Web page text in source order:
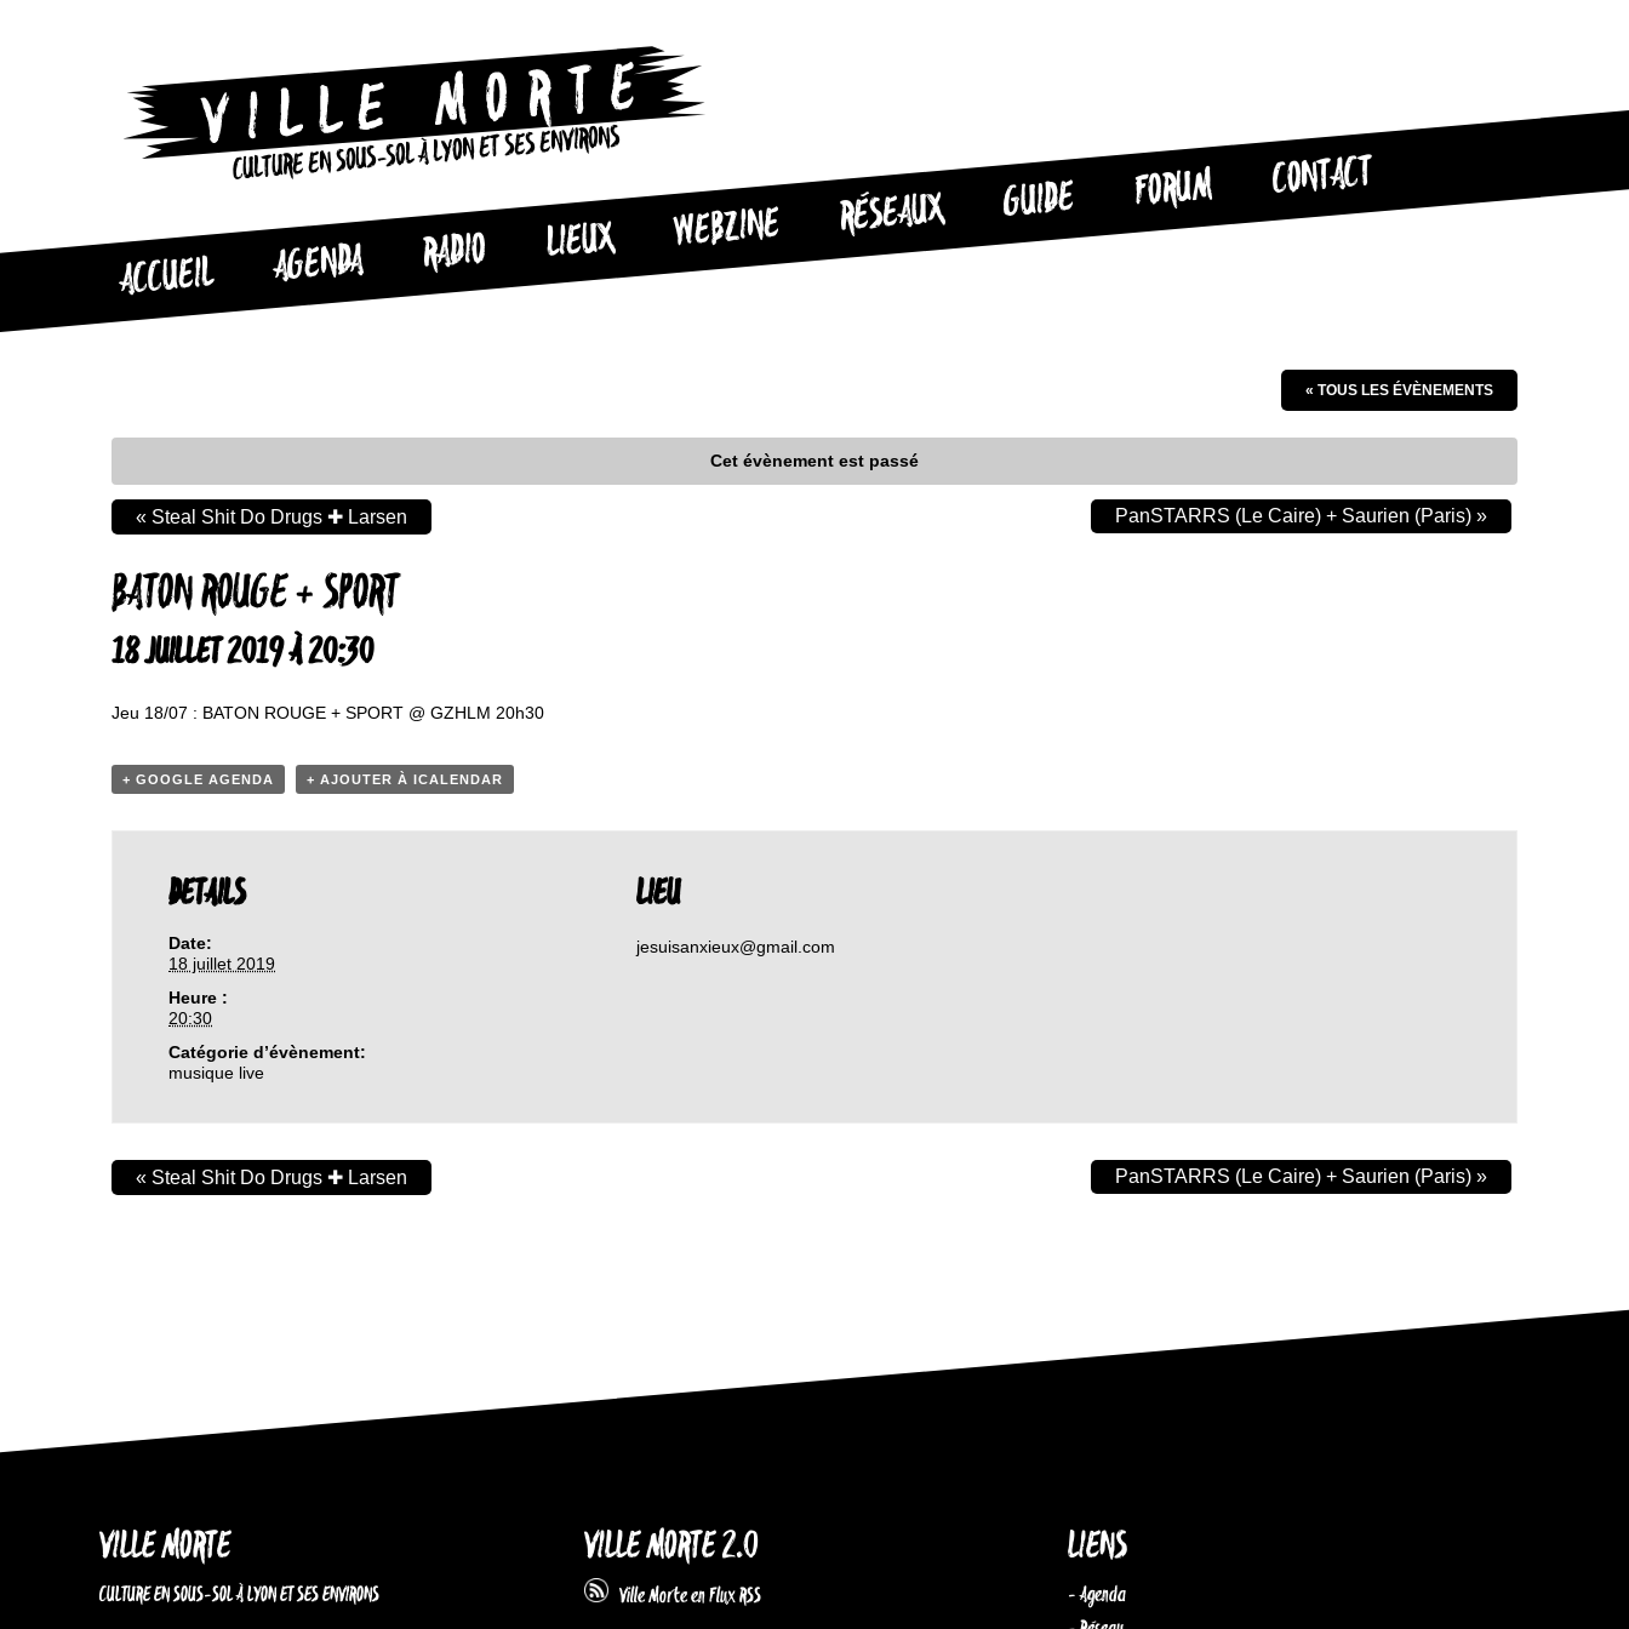
CULTURE EN SOUS-SOL À LYON ET SES ENVIRONS
ACCUEIL AGENDA RADIO LIEUX WEBZINE RÉSEAUX GUIDE FORUM CONTACT
« TOUS LES ÉVÈNEMENTS
Cet évènement est passé
BATON ROUGE + SPORT
18 JUILLET 2019 À 20:30
« Steal Shit Do Drugs ✚ Larsen PanSTARRS (Le Caire) + Saurien (Paris) »
Jeu 18/07 : BATON ROUGE + SPORT @ GZHLM 20h30
+ GOOGLE AGENDA + AJOUTER À ICALENDAR
DETAILS
Date:
18 juillet 2019
Heure :
20:30
Catégorie d’évènement:
musique live
LIEU
jesuisanxieux@gmail.com
« Steal Shit Do Drugs ✚ Larsen PanSTARRS (Le Caire) + Saurien (Paris) »
VILLE MORTE
CULTURE EN SOUS-SOL À LYON ET SES ENVIRONS
VILLE MORTE 2.0
Ville Morte en Flux RSS
LIENS
- Agenda